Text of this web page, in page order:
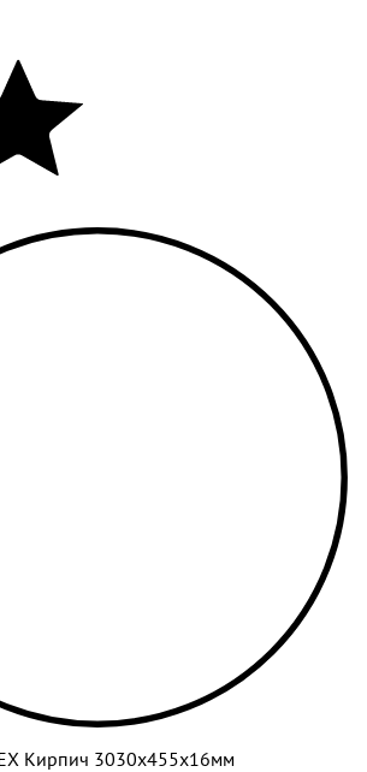
Кирпич 3030х455х16мм